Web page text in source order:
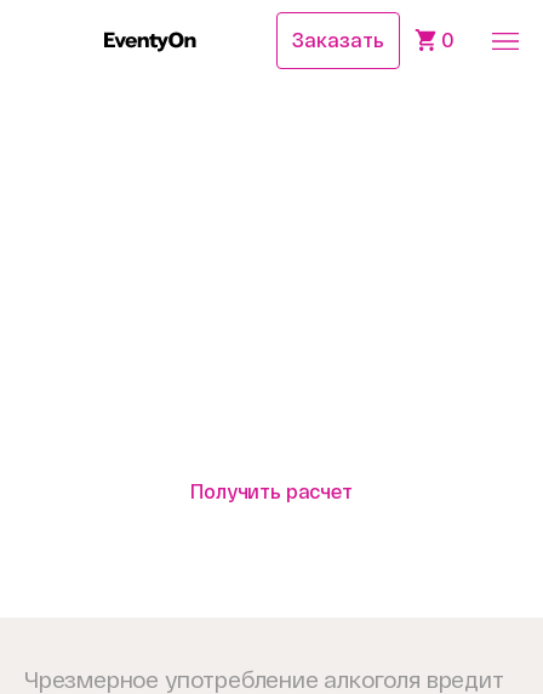
Заказать 0
Получить расчет
Чрезмерное употребление алкоголя вредит